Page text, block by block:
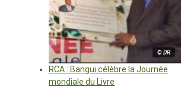
© DR
RCA : Bangui célèbre la Journée
mondiale du Livre